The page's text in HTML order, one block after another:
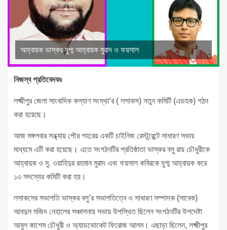
আহ্বায়ক ভাস্কর যুগ্ম আহ্বায়ক মুরাদ ও ফয়সাল
নিজস্ব প্রতিবেদকঃ
লক্ষ্মীপুর জেলা সাংবাদিক কল্যাণ সংস্থা’র ( লসাকস) নতুন কমিটি (এডহক) গঠন
করা হয়েছে।
আজ মঙ্গলবার সন্ধ্যায় পৌর শহরের একটি চাইনিজ রেস্টুরেন্টে সাধারণ সভার
মাধ্যমে এটি করা হয়েছে। এতে সংগঠনটির প্রতিষ্ঠাতা ভাস্কর বসু রায় চৌধুরীকে
আহ্বায়ক ও মু. ওয়াহিদুর রহমান মুরাদ এবং ফয়সাল কবিরকে যুগ্ম আহ্বায়ক করে
১৩ সদস্যের কমিটি করা হয়।
লসাকসের সভাপতি ভাস্কর বসু’র সভাপতিত্বে ও সাধারণ সম্পাদক (সাবেক)
আবদুল মজিদ নেহালের সঞ্চালনায় সভায় উপস্থিত ছিলেন সংগঠনটির উপদেষ্টা
আবুল কাশেম চৌধুরী ও অ্যাডভোকেট ফিরোজ আলম। এছাড়া ছিলেন, লক্ষ্মীপুর